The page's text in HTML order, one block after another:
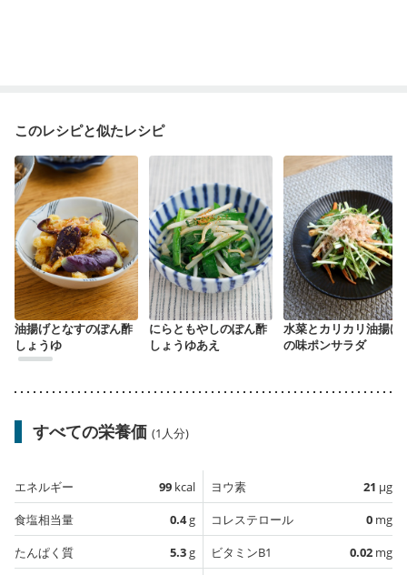
このレシピと似たレシピ
油揚げとなすのぽん酢
しょうゆ
にらともやしのぽん酢
しょうゆあえ
水菜とカリカリ油揚げ
の味ポンサラダ
すべての栄養価 (1人分)
エネルギー 99 kcal
食塩相当量
0.4g
たんぱく質
5.3g
ヨウ素 21 µg
コレステロール
0 mg
ビタミンB1
0.02 mg